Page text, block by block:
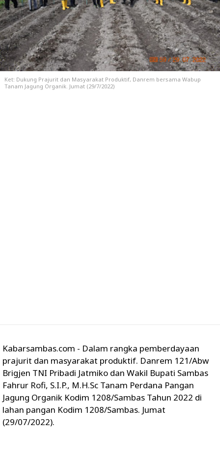
Ket: Dukung Prajurit dan Masyarakat Produktif, Danrem bersama Wabup
Tanam Jagung Organik. Jumat (29/7/2022)
Kabarsambas.com - Dalam rangka pemberdayaan
prajurit dan masyarakat produktif. Danrem 121/Abw
Brigjen TNI Pribadi Jatmiko dan Wakil Bupati Sambas
Fahrur Rofi, S.I.P., M.H.Sc Tanam Perdana Pangan
Jagung Organik Kodim 1208/Sambas Tahun 2022 di
lahan pangan Kodim 1208/Sambas. Jumat
(29/07/2022).